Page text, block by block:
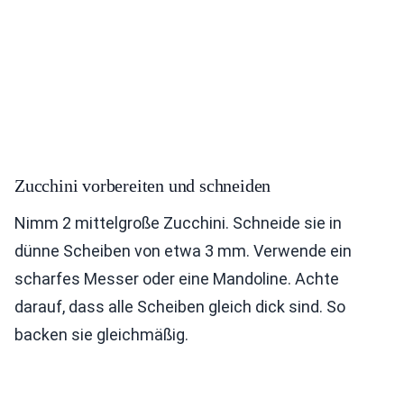
Zucchini vorbereiten und schneiden
Nimm 2 mittelgroße Zucchini. Schneide sie in
dünne Scheiben von etwa 3 mm. Verwende ein
scharfes Messer oder eine Mandoline. Achte
darauf, dass alle Scheiben gleich dick sind. So
backen sie gleichmäßig.